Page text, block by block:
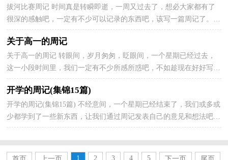
拔河比赛周记 时间真是转瞬即逝，一周又过去了，想必大家都有了
很深的感触吧，一定有不少可以记录的东西吧，该写一篇周记了。那
么写周记需要注意哪些问题呢？以下是小编为大家收集的...
关于高一的周记
关于高一的周记 转眼间，岁月匆匆，眨眼间，一个星期已经过去，
这一小段时间里，我们一定有不少所感所惑吧，不如趁现在好好写一
篇周记。千万不能认为周记随便应付就可以，以下是小编为大...
开学的周记(集锦15篇)
开学的周记(集锦15篇) 不经意间，一个星期已经结束了，我们或多或
少都学到了一些新东西，让我们通过周记发表自己的意见和想法吧。
什么样的周记才是好的周记呢？下面是小编整理的开...
1 2 3 4 5